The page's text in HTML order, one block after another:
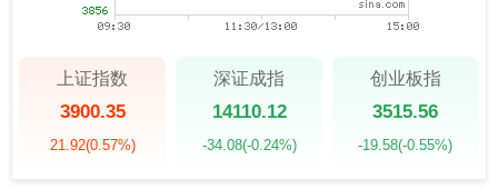
上证指数
3900.35
21.92(0.57%)
深证成指
14110.12
-34.08(-0.24%)
创业板指
3515.56
-19.58(-0.55%)